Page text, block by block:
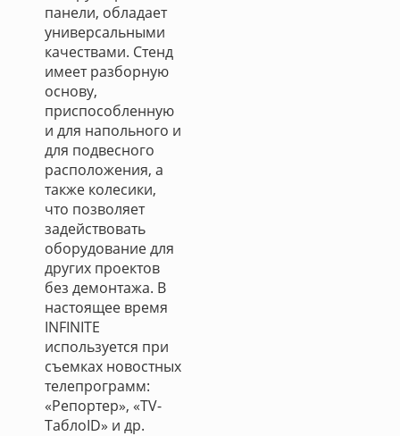
панели, обладает
универсальными
качествами. Стенд
имеет разборную
основу,
приспособленную
и для напольного и
для подвесного
расположения, а
также колесики,
что позволяет
задействовать
оборудование для
других проектов
без демонтажа. В
настоящее время
INFINITE
используется при
съемках новостных
телепрограмм:
«Репортер», «ТV-
ТаблоID» и др.